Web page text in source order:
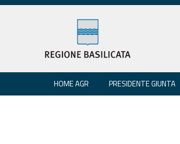
HOME AGR PRESIDENTE GIUNTA